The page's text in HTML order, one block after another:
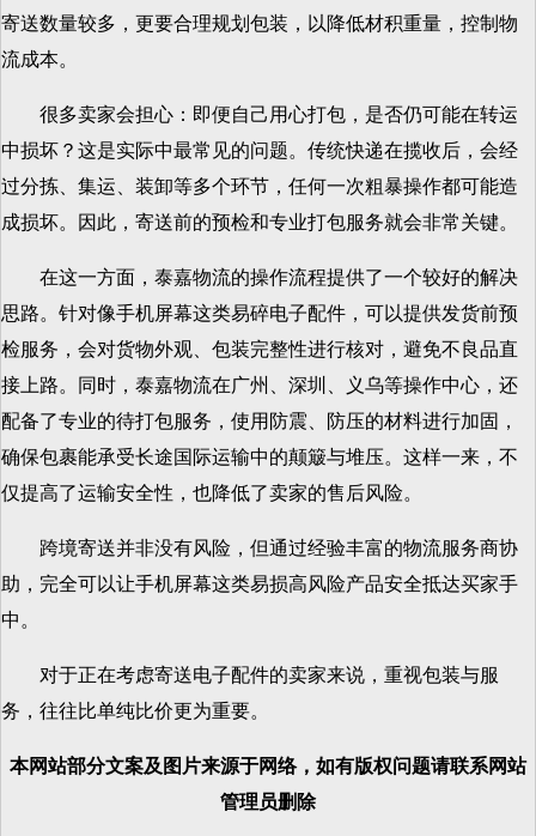
寄送数量较多，更要合理规划包装，以降低材积重量，控制物
流成本。
很多卖家会担心：即便自己用心打包，是否仍可能在转运
中损坏？这是实际中最常见的问题。传统快递在揽收后，会经
过分拣、集运、装卸等多个环节，任何一次粗暴操作都可能造
成损坏。因此，寄送前的预检和专业打包服务就会非常关键。
在这一方面，泰嘉物流的操作流程提供了一个较好的解决
思路。针对像手机屏幕这类易碎电子配件，可以提供发货前预
检服务，会对货物外观、包装完整性进行核对，避免不良品直
接上路。同时，泰嘉物流在广州、深圳、义乌等操作中心，还
配备了专业的待打包服务，使用防震、防压的材料进行加固，
确保包裹能承受长途国际运输中的颠簸与堆压。这样一来，不
仅提高了运输安全性，也降低了卖家的售后风险。
跨境寄送并非没有风险，但通过经验丰富的物流服务商协
助，完全可以让手机屏幕这类易损高风险产品安全抵达买家手
中。
对于正在考虑寄送电子配件的卖家来说，重视包装与服
务，往往比单纯比价更为重要。
本网站部分文案及图片来源于网络，如有版权问题请联系网站
管理员删除